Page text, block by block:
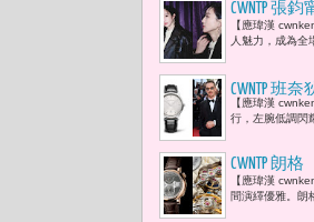
CWNTP 張
【應瑋漢
人魅力，成為全
CWNTP 班
範詮釋
【應瑋漢
行，左腕低調閃
CWNTP 朗
【應瑋漢
間演繹優雅。